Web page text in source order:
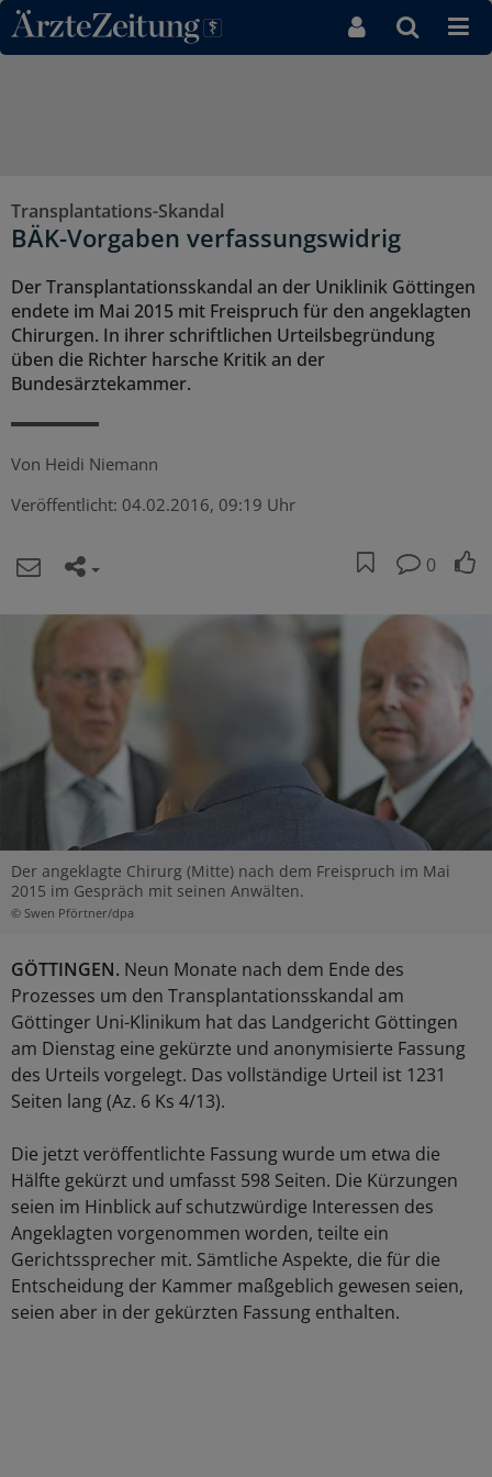
Direkt zum Inhaltsbereich
Transplantations-Skandal
BÄK-Vorgaben verfassungswidrig
Der Transplantationsskandal an der Uniklinik Göttingen
endete im Mai 2015 mit Freispruch für den angeklagten
Chirurgen. In ihrer schriftlichen Urteilsbegründung
üben die Richter harsche Kritik an der
Bundesärztekammer.
Von Heidi Niemann
Veröffentlicht: 04.02.2016, 09:19 Uhr
0
Der angeklagte Chirurg (Mitte) nach dem Freispruch im Mai
2015 im Gespräch mit seinen Anwälten.
© Swen Pförtner/dpa
GÖTTINGEN. Neun Monate nach dem Ende des
Prozesses um den Transplantationsskandal am
Göttinger Uni-Klinikum hat das Landgericht Göttingen
am Dienstag eine gekürzte und anonymisierte Fassung
des Urteils vorgelegt. Das vollständige Urteil ist 1231
Seiten lang (Az. 6 Ks 4/13).
Die jetzt veröffentlichte Fassung wurde um etwa die
Hälfte gekürzt und umfasst 598 Seiten. Die Kürzungen
seien im Hinblick auf schutzwürdige Interessen des
Angeklagten vorgenommen worden, teilte ein
Gerichtssprecher mit. Sämtliche Aspekte, die für die
Entscheidung der Kammer maßgeblich gewesen seien,
seien aber in der gekürzten Fassung enthalten.